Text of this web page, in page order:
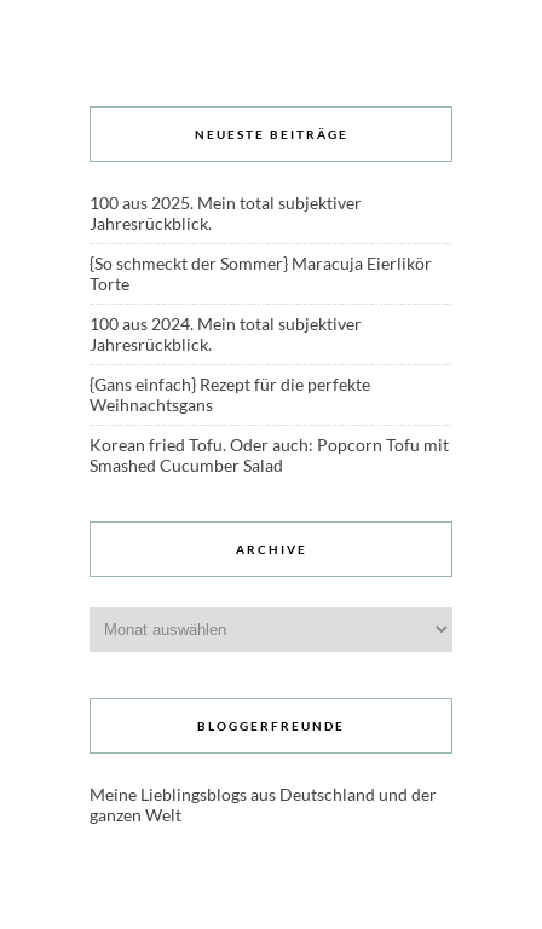
NEUESTE BEITRÄGE
100 aus 2025. Mein total subjektiver
Jahresrückblick.
{So schmeckt der Sommer} Maracuja Eierlikör
Torte
100 aus 2024. Mein total subjektiver
Jahresrückblick.
{Gans einfach} Rezept für die perfekte
Weihnachtsgans
Korean fried Tofu. Oder auch: Popcorn Tofu mit
Smashed Cucumber Salad
ARCHIVE
BLOGGERFREUNDE
Meine Lieblingsblogs aus Deutschland und der
ganzen Welt